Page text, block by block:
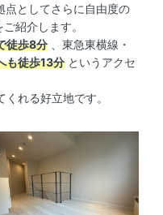
点としてさらに自由度の
紹介します。
徒歩8分 、東急東横線・
も徒歩13分 というアクセ
れる好立地です。